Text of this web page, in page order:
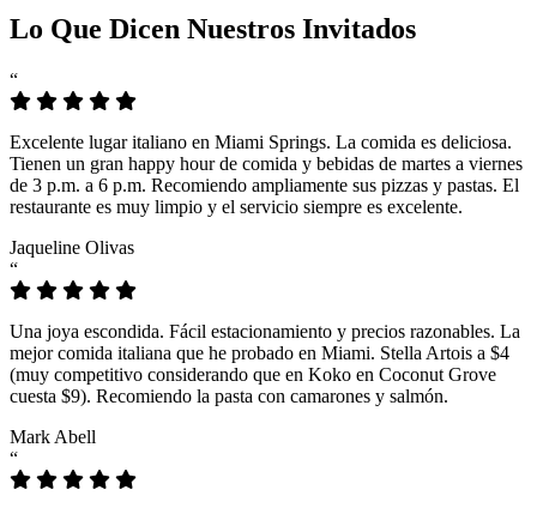
Lo Que Dicen Nuestros Invitados
“
Excelente lugar italiano en Miami Springs. La comida es deliciosa.
Tienen un gran happy hour de comida y bebidas de martes a viernes
de 3 p.m. a 6 p.m. Recomiendo ampliamente sus pizzas y pastas. El
restaurante es muy limpio y el servicio siempre es excelente.
Jaqueline Olivas
“
Una joya escondida. Fácil estacionamiento y precios razonables. La
mejor comida italiana que he probado en Miami. Stella Artois a $4
(muy competitivo considerando que en Koko en Coconut Grove
cuesta $9). Recomiendo la pasta con camarones y salmón.
Mark Abell
“